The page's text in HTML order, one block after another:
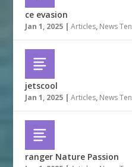
ce evasion
Jan 1, 2025 |Articles, News
jetscool
Jan 1, 2025 |Articles, News
ranger Nature Passion